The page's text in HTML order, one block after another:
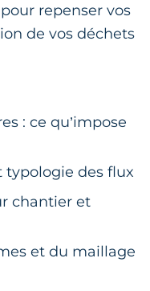
pour repenser vos
de vos déchets
: ce qu’impose
typologie des flux
chantier et
et du maillage